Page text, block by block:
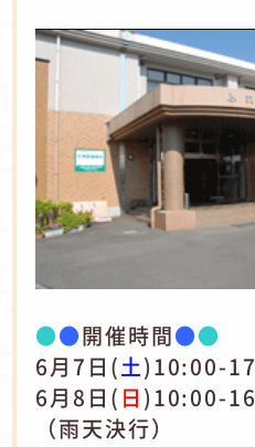
●●開催時間●●
6月7日(土)10:00-
6月8日( 日 )10:00-
（雨天決行）